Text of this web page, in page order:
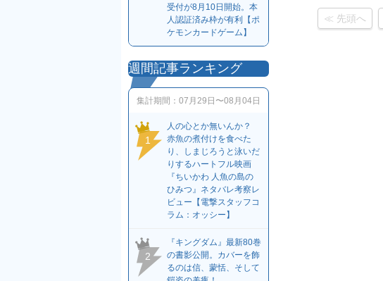
≪ 先頭へ
受付が8月10日開始。本
人認証済み枠が有利【ポ
ケモンカードゲーム】
週間記事ランキング
集計期間： 07月29日〜08月04日
1
人の心とか無いんか？
赤魚の煮付けを食べた
り、しまじろうと泳いだ
りするハートフル映画
『ちいかわ 人魚の島の
ひみつ』ネタバレ考察レ
ビュー【電撃スタッフコ
ラム：オッシー】
2
『キングダム』最新80巻
の書影公開。カバーを飾
るのは信、蒙恬、そして